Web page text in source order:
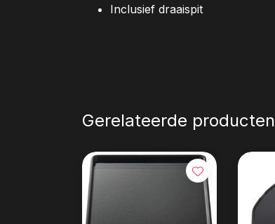
Inclusief draaispit
Gerelateerde producten